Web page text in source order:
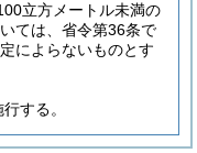
立方メートル未満の
ては、省令第36条で
によらないものとす
する。